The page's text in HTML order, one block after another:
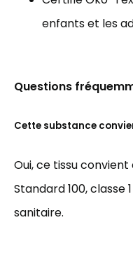
enfants et les
Questions
Cette substance
Oui, ce tissu
Standard 100, classe
sanitaire.